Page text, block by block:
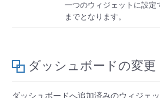
一つのウィジェットに設定
までとなります。
ダッシュボードの変更
ダッシュボードへ追加済みのウィジェ